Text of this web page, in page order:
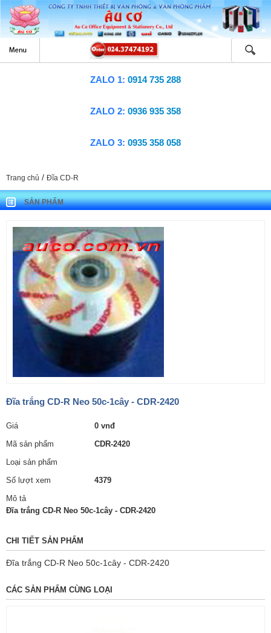
ZALO 1: 0914 735 288
ZALO 2: 0936 935 358
ZALO 3: 0935 358 058
Trang chủ / Đĩa CD-R
SẢN PHẨM
Đĩa trắng CD-R Neo 50c-1cây - CDR-2420
Giá
0 vnđ
Mã sản phẩm
CDR-2420
Loại sản phẩm
Số lượt xem
4379
Mô tả
Đĩa trắng CD-R Neo 50c-1cây - CDR-2420
CHI TIẾT SẢN PHẨM
Đĩa trắng CD-R Neo 50c-1cây - CDR-2420
CÁC SẢN PHẨM CÙNG LOẠI